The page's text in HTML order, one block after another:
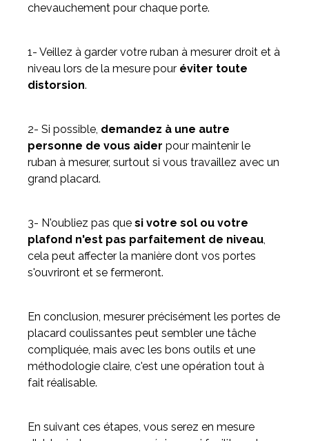
chevauchement pour chaque porte.
1- Veillez à garder votre ruban à mesurer droit et à
niveau lors de la mesure pour éviter toute
distorsion.
2- Si possible, demandez à une autre
personne de vous aider pour maintenir le
ruban à mesurer, surtout si vous travaillez avec un
grand placard.
3- N'oubliez pas que si votre sol ou votre
plafond n'est pas parfaitement de niveau
cela peut affecter la manière dont vos portes
s'ouvriront et se fermeront.
En conclusion, mesurer précisément les portes de
placard coulissantes peut sembler une tâche
compliquée, mais avec les bons outils et une
méthodologie claire, c'est une opération tout à
fait réalisable.
En suivant ces étapes, vous serez en mesure